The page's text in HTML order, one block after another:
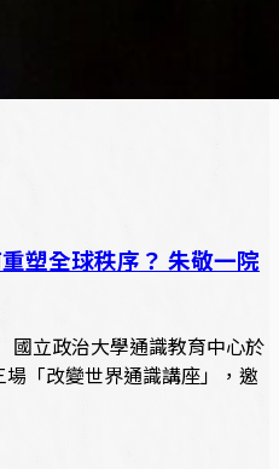
塑全球秩序？ 朱敬一院
國立政治大學通識教育中心於
「改變世界通識講座」，邀